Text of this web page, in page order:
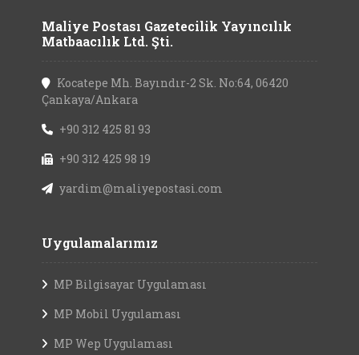
Maliye Postası Gazetecilik Yayıncılık
Matbaacılık Ltd. Şti.
Kocatepe Mh. Bayındır-2 Sk. No:64, 06420
Çankaya/Ankara
+90 312 425 81 93
+90 312 425 98 19
yardim@maliyepostasi.com
Uygulamalarımız
MP Bilgisayar Uygulaması
MP Mobil Uygulaması
MP Wep Uygulaması